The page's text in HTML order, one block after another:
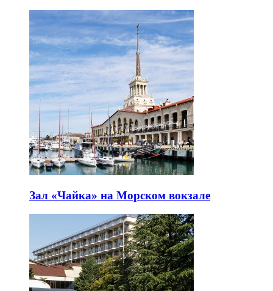
Зал «Чайка» на Морском вокзале